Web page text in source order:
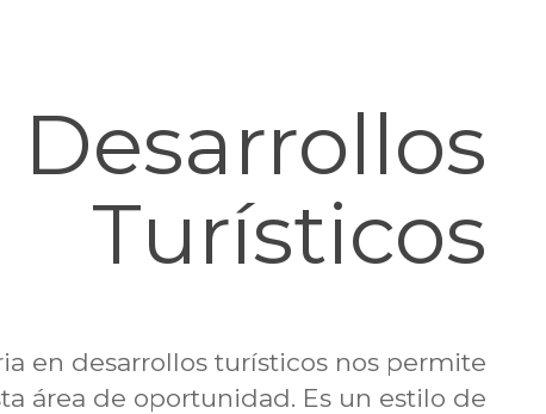
Desarrollos
Turísticos
en desarrollos turísticos nos permite
área de oportunidad. Es un estilo de